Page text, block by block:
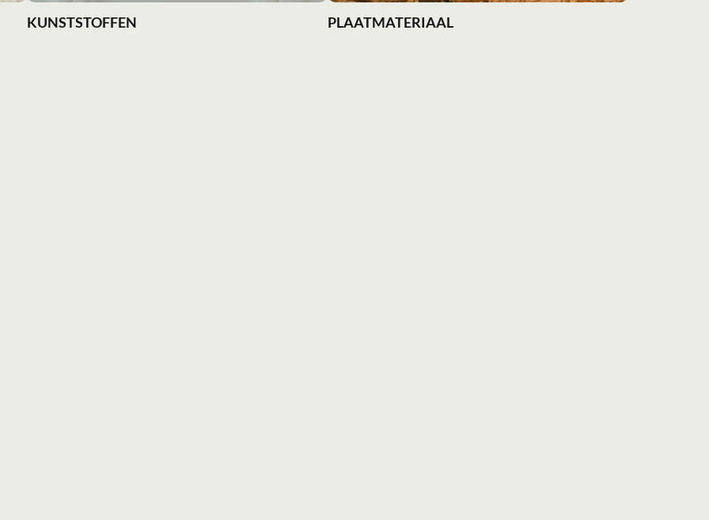
KUNSTSTOFFEN PLAATMATERIAAL